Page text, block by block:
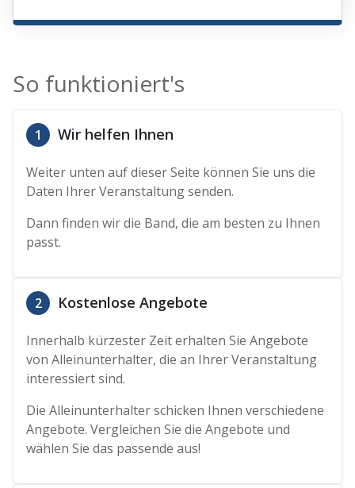
So funktioniert's
1 Wir helfen Ihnen
Weiter unten auf dieser Seite können Sie uns die
Daten Ihrer Veranstaltung senden.
Dann finden wir die Band, die am besten zu Ihnen
passt.
2 Kostenlose Angebote
Innerhalb kürzester Zeit erhalten Sie Angebote
von Alleinunterhalter, die an Ihrer Veranstaltung
interessiert sind.
Die Alleinunterhalter schicken Ihnen verschiedene
Angebote. Vergleichen Sie die Angebote und
wählen Sie das passende aus!